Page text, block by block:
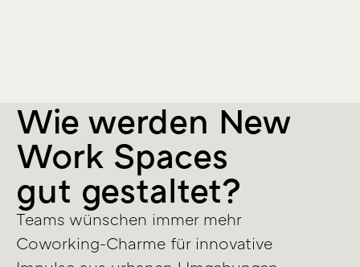
Wie werden New
Work Spaces
gut gestaltet?
Teams wünschen immer mehr
Coworking-Charme für innovative